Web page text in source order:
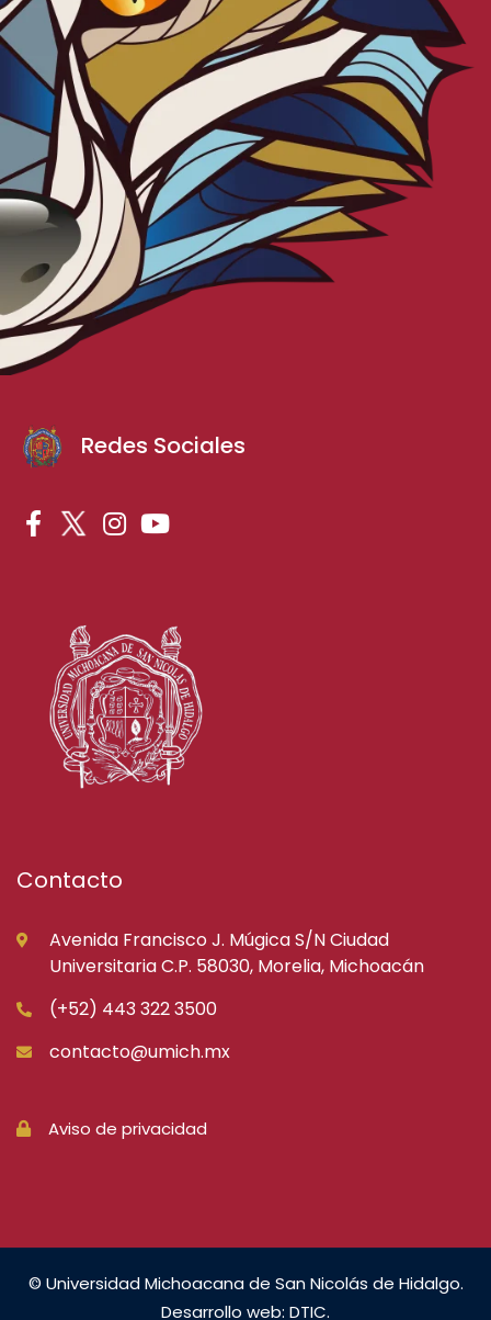
Redes Sociales
Contacto
Avenida Francisco J. Múgica S/N Ciudad
Universitaria C.P. 58030, Morelia, Michoacán
(+52) 443 322 3500
contacto@umich.mx
Aviso de privacidad
© Universidad Michoacana de San Nicolás de Hidalgo.
Desarrollo web: DTIC.